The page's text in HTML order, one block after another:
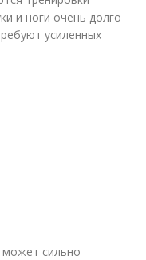
и ноги очень долго
усиленных
может сильно